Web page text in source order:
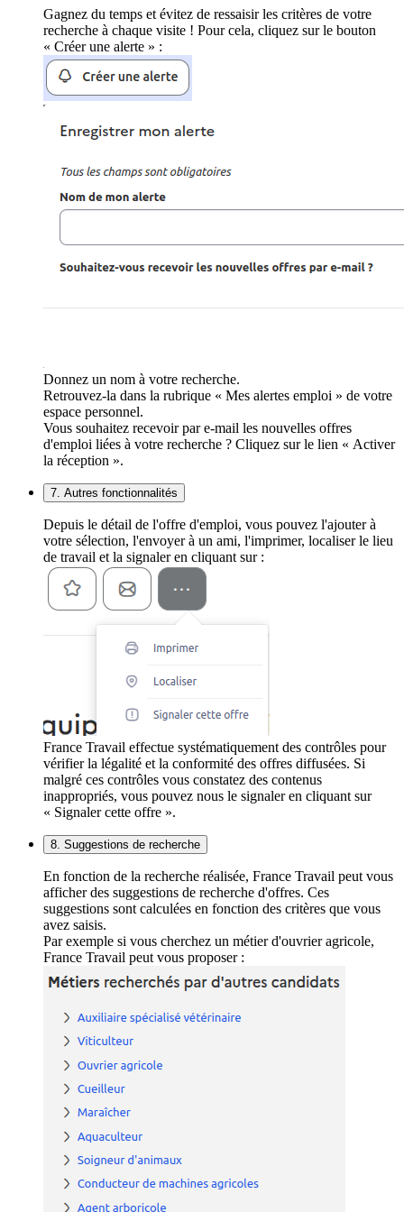
Gagnez du temps et évitez de ressaisir les critères de votre
recherche à chaque visite ! Pour cela, cliquez sur le bouton
« Créer une alerte » :
Donnez un nom à votre recherche.
Retrouvez-la dans la rubrique « Mes alertes emploi » de votre
espace personnel.
Vous souhaitez recevoir par e-mail les nouvelles offres
d'emploi liées à votre recherche ? Cliquez sur le lien « Activer
la réception ».
7. Autres fonctionnalités
Depuis le détail de l'offre d'emploi, vous pouvez l'ajouter à
votre sélection, l'envoyer à un ami, l'imprimer, localiser le lieu
de travail et la signaler en cliquant sur :
France Travail effectue systématiquement des contrôles pour
vérifier la légalité et la conformité des offres diffusées. Si
malgré ces contrôles vous constatez des contenus
inappropriés, vous pouvez nous le signaler en cliquant sur
« Signaler cette offre ».
8. Suggestions de recherche
En fonction de la recherche réalisée, France Travail peut vous
afficher des suggestions de recherche d'offres. Ces
suggestions sont calculées en fonction des critères que vous
avez saisis.
Par exemple si vous cherchez un métier d'ouvrier agricole,
France Travail peut vous proposer :